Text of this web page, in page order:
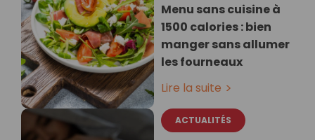
Menu sans cuisine à
1500 calories : bien
manger sans allumer
les fourneaux
Lire la suite
ACTUALITÉS